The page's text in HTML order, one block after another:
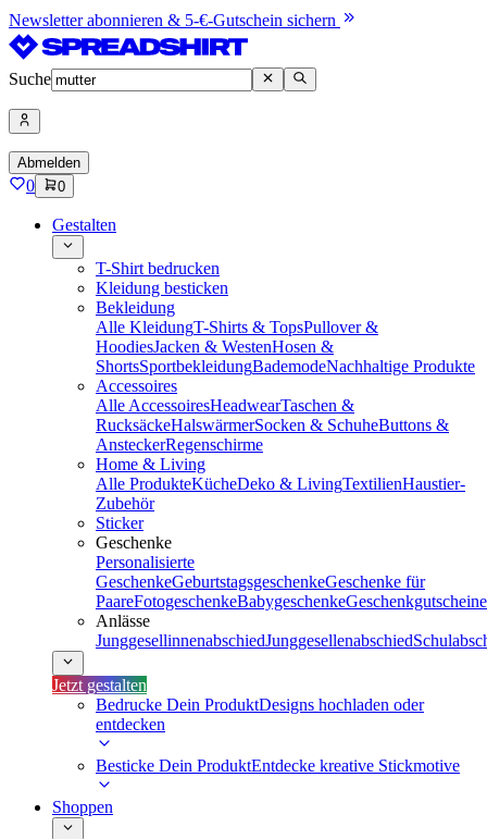
Newsletter abonnieren & 5-€-Gutschein sichern
Suche
Abmelden
0 0
Gestalten
T-Shirt bedrucken
Kleidung besticken
Bekleidung
Alle KleidungT-Shirts & TopsPullover &
HoodiesJacken & WestenHosen &
ShortsSportbekleidungBademodeNachhaltige Produkte
Accessoires
Alle AccessoiresHeadwearTaschen &
RucksäckeHalswärmerSocken & SchuheButtons &
AnsteckerRegenschirme
Home & Living
Alle ProdukteKücheDeko & LivingTextilienHaustier-
Zubehör
Sticker
Geschenke
Personalisierte
GeschenkeGeburtstagsgeschenkeGeschenke für
PaareFotogeschenkeBabygeschenkeGeschenkgutscheine
Anlässe
JunggesellinnenabschiedJunggesellenabschied
Jetzt gestalten
Bedrucke Dein ProduktDesigns hochladen oder
entdecken
Besticke Dein ProduktEntdecke kreative Stickmotive
Shoppen